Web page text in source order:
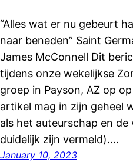
“Alles wat er nu gebeurt
naar beneden” Saint
James McConnell Dit
tijdens onze wekelijkse
groep in Payson, AZ op
artikel mag in zijn geheel
als het auteurschap en
duidelijk zijn vermeld).…
January 10, 2023